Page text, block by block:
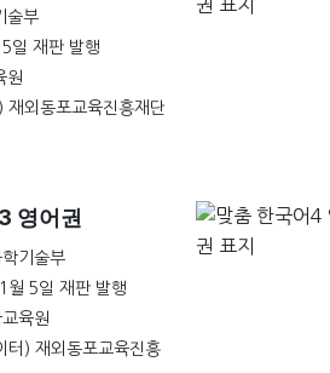
술부
일 재판 발행
원
재외동포교육진흥재단
영어권
기술부
월 5일 재판 발행
육원
터) 재외동포교육진흥